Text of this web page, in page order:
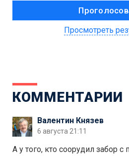
Просмотреть
КОММЕНТАРИИ
Валентин Князев
6 августа 21:11
А у того, кто соорудил забор